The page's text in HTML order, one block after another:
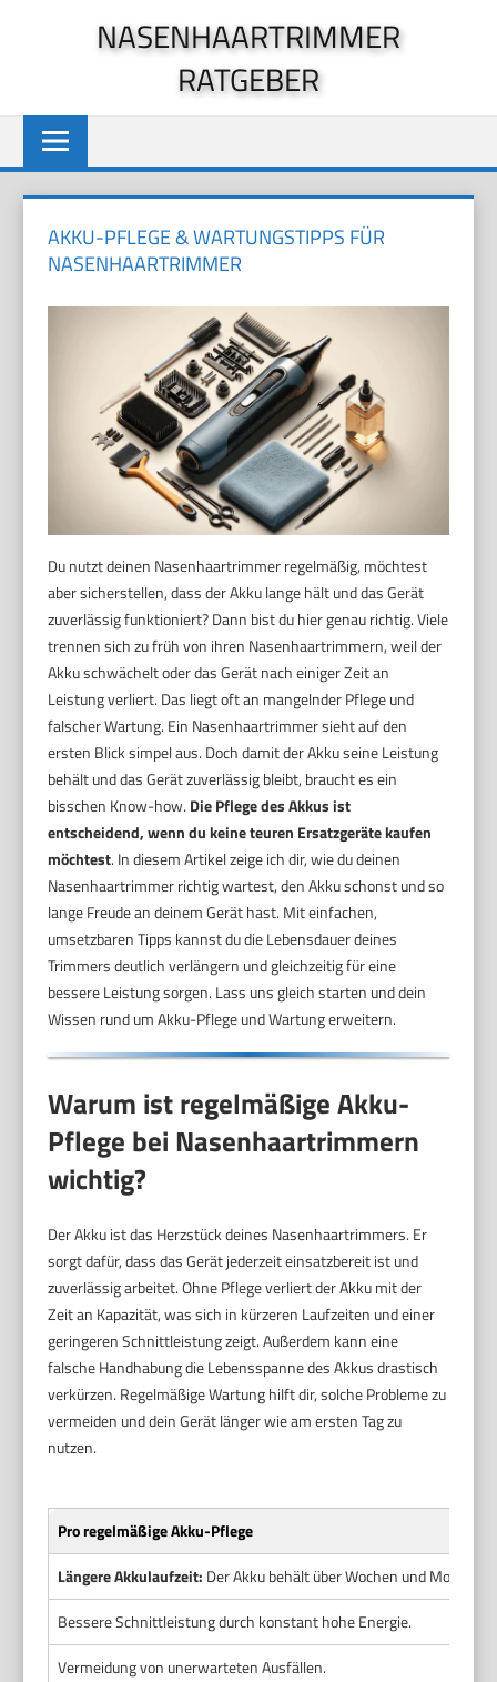
NASENHAARTRIMMER
RATGEBER
AKKU-PFLEGE & WARTUNGSTIPPS FÜR
NASENHAARTRIMMER
Du nutzt deinen Nasenhaartrimmer regelmäßig, möchtest
aber sicherstellen, dass der Akku lange hält und das Gerät
zuverlässig funktioniert? Dann bist du hier genau richtig. Viele
trennen sich zu früh von ihren Nasenhaartrimmern, weil der
Akku schwächelt oder das Gerät nach einiger Zeit an
Leistung verliert. Das liegt oft an mangelnder Pflege und
falscher Wartung. Ein Nasenhaartrimmer sieht auf den
ersten Blick simpel aus. Doch damit der Akku seine Leistung
behält und das Gerät zuverlässig bleibt, braucht es ein
bisschen Know-how. Die Pflege des Akkus ist
entscheidend, wenn du keine teuren Ersatzgeräte kaufen
möchtest. In diesem Artikel zeige ich dir, wie du deinen
Nasenhaartrimmer richtig wartest, den Akku schonst und so
lange Freude an deinem Gerät hast. Mit einfachen,
umsetzbaren Tipps kannst du die Lebensdauer deines
Trimmers deutlich verlängern und gleichzeitig für eine
bessere Leistung sorgen. Lass uns gleich starten und dein
Wissen rund um Akku-Pflege und Wartung erweitern.
Warum ist regelmäßige Akku-
Pflege bei Nasenhaartrimmern
wichtig?
Der Akku ist das Herzstück deines Nasenhaartrimmers. Er
sorgt dafür, dass das Gerät jederzeit einsatzbereit ist und
zuverlässig arbeitet. Ohne Pflege verliert der Akku mit der
Zeit an Kapazität, was sich in kürzeren Laufzeiten und einer
geringeren Schnittleistung zeigt. Außerdem kann eine
falsche Handhabung die Lebensspanne des Akkus drastisch
verkürzen. Regelmäßige Wartung hilft dir, solche Probleme zu
vermeiden und dein Gerät länger wie am ersten Tag zu
nutzen.
Pro regelmäßige Akku-Pflege
Längere Akkulaufzeit: Der Akku behält über Wochen und Monate
Bessere Schnittleistung durch konstant hohe Energie.
Vermeidung von unerwarteten Ausfällen.